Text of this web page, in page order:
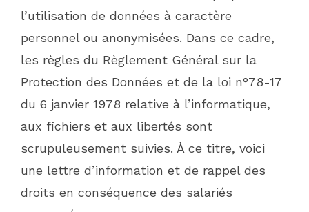
l’utilisation de données à caractère
personnel ou anonymisées. Dans ce cadre,
les règles du Règlement Général sur la
Protection des Données et de la loi n°78-17
du 6 janvier 1978 relative à l’informatique,
aux fichiers et aux libertés sont
scrupuleusement suivies. À ce titre, voici
une lettre d’information et de rappel des
droits en conséquence des salariés